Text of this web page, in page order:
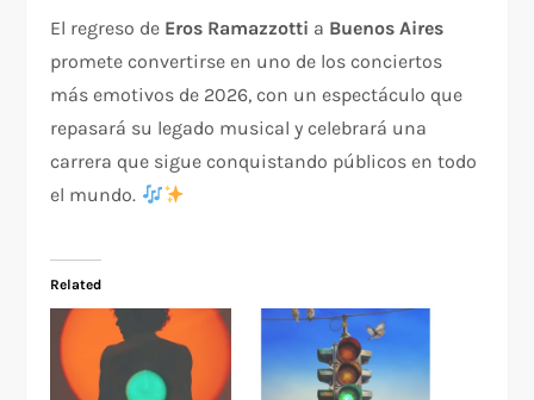
El regreso de Eros Ramazzotti a Buenos Aires
promete convertirse en uno de los conciertos
más emotivos de 2026, con un espectáculo que
repasará su legado musical y celebrará una
carrera que sigue conquistando públicos en todo
el mundo.
Related